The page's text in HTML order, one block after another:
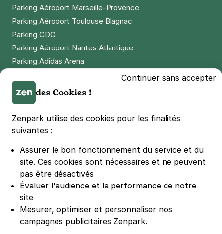
Parking Aéroport Marseille-Provence
Parking Aéroport Toulouse Blagnac
Parking CDG
Parking Aéroport Nantes Atlantique
Parking Adidas Arena
Parking LDLC Arena
Parking Stade Pierre Mauroy
Parking Groupama Stadium
Parking Vélodrome
Parking Bercy
Parking La Défense Arena
Parking Les 4 temps
Parking Nation
Parking Porte de Versailles
Parking Lille Grand Palais
Continuer sans accepter
des Cookies !
Zenpark utilise des cookies pour les finalités
suivantes :
Assurer le bon fonctionnement du service et du
site. Ces cookies sont nécessaires et ne peuvent
pas être désactivés
Évaluer l'audience et la performance de notre
site
Mesurer, optimiser et personnaliser nos
campagnes publicitaires Zenpark.